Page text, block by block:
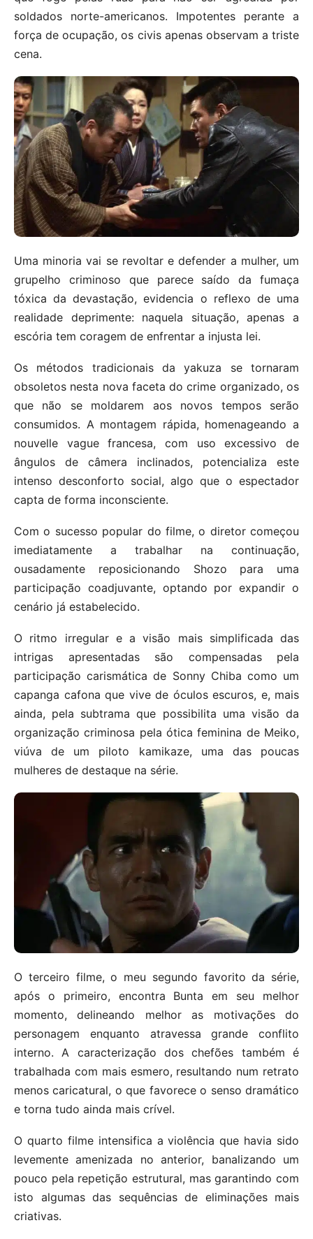
soldados norte-americanos. Impotentes perante a
força de ocupação, os civis apenas observam a triste
cena.
Uma minoria vai se revoltar e defender a mulher, um
grupelho criminoso que parece saído da fumaça
tóxica da devastação, evidencia o reflexo de uma
realidade deprimente: naquela situação, apenas a
escória tem coragem de enfrentar a injusta lei.
Os métodos tradicionais da yakuza se tornaram
obsoletos nesta nova faceta do crime organizado, os
que não se moldarem aos novos tempos serão
consumidos. A montagem rápida, homenageando a
nouvelle vague francesa, com uso excessivo de
ângulos de câmera inclinados, potencializa este
intenso desconforto social, algo que o espectador
capta de forma inconsciente.
Com o sucesso popular do filme, o diretor começou
imediatamente a trabalhar na continuação,
ousadamente reposicionando Shozo para uma
participação coadjuvante, optando por expandir o
cenário já estabelecido.
O ritmo irregular e a visão mais simplificada das
intrigas apresentadas são compensadas pela
participação carismática de Sonny Chiba como um
capanga cafona que vive de óculos escuros, e, mais
ainda, pela subtrama que possibilita uma visão da
organização criminosa pela ótica feminina de Meiko,
viúva de um piloto kamikaze, uma das poucas
mulheres de destaque na série.
O terceiro filme, o meu segundo favorito da série,
após o primeiro, encontra Bunta em seu melhor
momento, delineando melhor as motivações do
personagem enquanto atravessa grande conflito
interno. A caracterização dos chefões também é
trabalhada com mais esmero, resultando num retrato
menos caricatural, o que favorece o senso dramático
e torna tudo ainda mais crível.
O quarto filme intensifica a violência que havia sido
levemente amenizada no anterior, banalizando um
pouco pela repetição estrutural, mas garantindo com
isto algumas das sequências de eliminações mais
criativas.